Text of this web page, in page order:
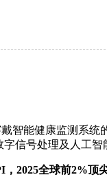
智能健康监测系
信号处理及人工智
2025全球前2%顶